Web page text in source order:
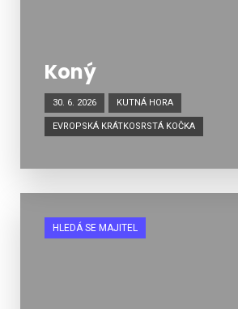
Koný
30. 6. 2026 KUTNÁ HORA
EVROPSKÁ KRÁTKOSRSTÁ KOČKA
HLEDÁ SE MAJITEL